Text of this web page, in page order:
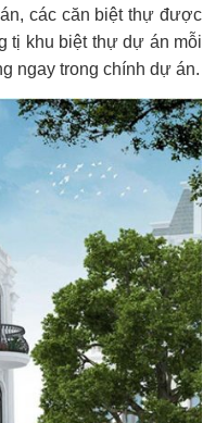
các căn biệt thự được
tị khu biệt thự dự án mỗi
ngay trong chính dự án.